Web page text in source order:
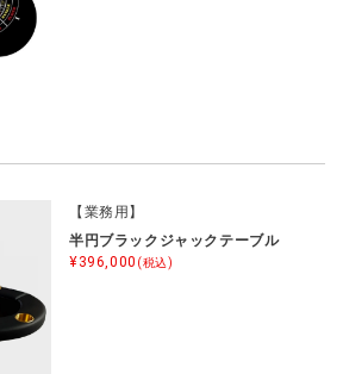
【業務用】
半円ブラックジャックテーブル
¥396,000 (税込)